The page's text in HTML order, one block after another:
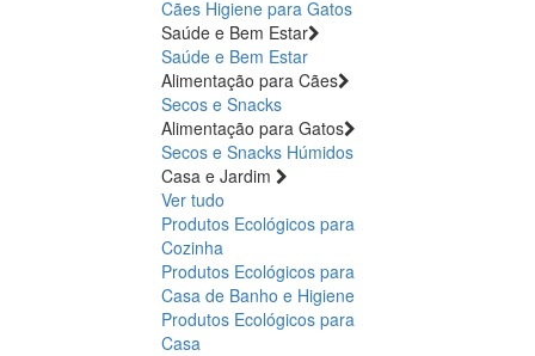
Cães Higiene para Gatos
Saúde e Bem Estar
Saúde e Bem Estar
Alimentação para Cães
Secos e Snacks
Alimentação para Gatos
Secos e Snacks Húmidos
Casa e Jardim
Ver tudo
Produtos Ecológicos para
Cozinha
Produtos Ecológicos para
Casa de Banho e Higiene
Produtos Ecológicos para
Casa